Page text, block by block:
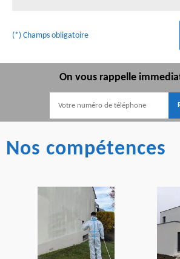
(*) Champs obligatoire
On vous rappelle
Nos compétences